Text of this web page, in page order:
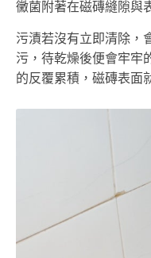
黴菌附著在磁磚縫隙與
污漬若沒有立即清除，
污，待乾燥後便會牢牢
的反覆累積，磁磚表面